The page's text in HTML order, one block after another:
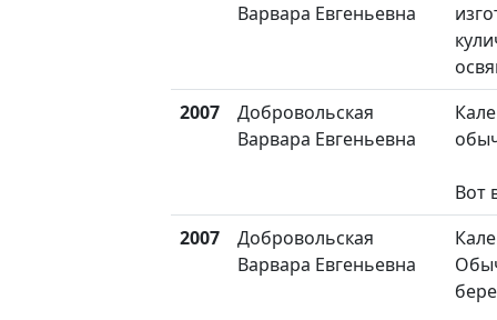
Варвара Евгеньевна
2007
Добровольская
Варвара Евгеньевна
Вот
2007
Добровольская
Варвара Евгеньевна